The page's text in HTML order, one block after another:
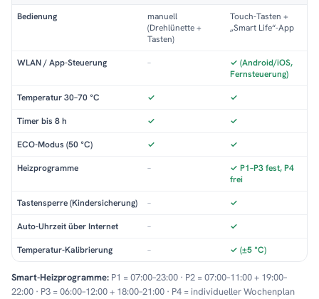
Bedienung
manuell
(Drehlünette +
Tasten)
Touch-Tasten +
„Smart Life“-App
WLAN / App-Steuerung –
✓ (Android/iOS,
Fernsteuerung)
Temperatur 30–70 °C ✓ ✓
Timer bis 8 h ✓ ✓
ECO-Modus (50 °C) ✓ ✓
Heizprogramme –
✓ P1–P3 fest, P4
frei
Tastensperre (Kindersicherung) – ✓
Auto-Uhrzeit über Internet – ✓
Temperatur-Kalibrierung – ✓ (±5 °C)
Smart-Heizprogramme: P1 = 07:00–23:00 · P2 = 07:00–11:00 + 19:00–
22:00 · P3 = 06:00–12:00 + 18:00–21:00 · P4 = individueller Wochenplan